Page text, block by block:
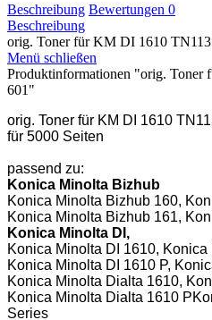
Beschreibung Bewertungen 0
Beschreibung
orig. Toner für KM DI 1610
Menü schließen
Produktinformationen "orig.
601"
orig. Toner für KM DI 1610
für 5000 Seiten
passend zu:
Konica Minolta Bizhub
Konica Minolta Bizhub 160,
Konica Minolta Bizhub 161,
Konica Minolta DI,
Konica Minolta DI 1610,
Konica Minolta DI 1610 P,
Konica Minolta Dialta 1610,
Konica Minolta Dialta 1610
Series